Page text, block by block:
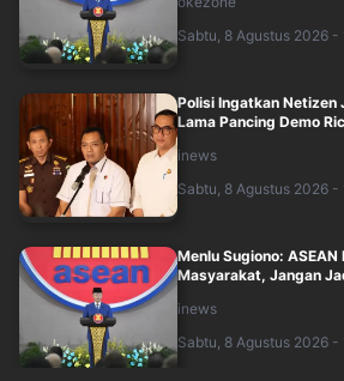
Sabtu, 8 Agustus 2026 -
Polisi Ingatkan Netizen
Lama Pancing Demo
inews
Sabtu, 8 Agustus 2026 -
Menlu Sugiono:
Masyarakat, Jangan
inews
Sabtu, 8 Agustus 2026 -